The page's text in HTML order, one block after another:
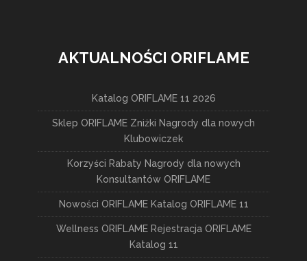
AKTUALNOŚCI ORIFLAME
Katalog ORIFLAME 11 2026
Sklep ORIFLAME Zniżki Nagrody dla nowych
Klubowiczek
Korzyści Rabaty Nagrody dla nowych
Konsultantów ORIFLAME
Nowości ORIFLAME Katalog ORIFLAME 11
Wellness ORIFLAME Rejestracja ORIFLAME
Katalog 11